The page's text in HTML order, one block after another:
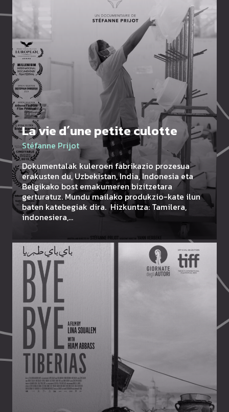
La vie d´une petite culotte
Stéfanne Prijot
Dokumentalak kuleroen fabrikazio prozesua
erakusten du, Uzbekistan, India, Indonesia eta
Belgikako bost emakumeren bizitzetara
gerturatuz. Mundu mailako produkzio-kate ilun
baten katebegiak dira. Hizkuntza: Tamilera,
indonesiera,…